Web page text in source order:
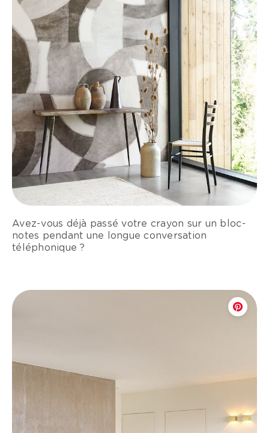
Avez-vous déjà passé votre crayon sur un bloc-
notes pendant une longue conversation
téléphonique ?